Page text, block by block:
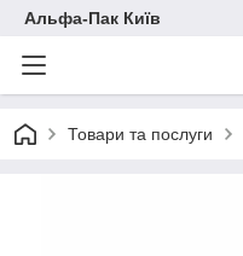
Альфа-Пак Київ
Товари та послуги